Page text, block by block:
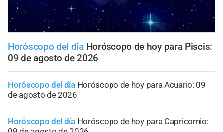
Horóscopo del día Horóscopo de hoy para Piscis:
09 de agosto de 2026
Horóscopo del día Horóscopo de hoy para Acuario: 09
de agosto de 2026
Horóscopo del día Horóscopo de hoy para Capricornio: